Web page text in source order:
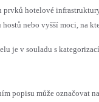
hotelové
nebo vyšší moci, na
je v souladu s
popisu může označovat